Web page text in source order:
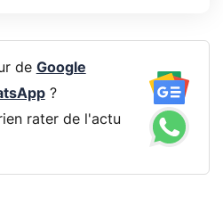
de Google
?
rater de l'actu